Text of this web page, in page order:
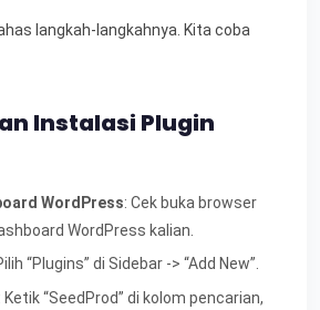
langkah-langkahnya. Kita coba
Instalasi Plugin
WordPress: Cek buka browser
WordPress kalian.
“Plugins” di Sidebar -> “Add New”.
: Ketik “SeedProd” di kolom pencarian,